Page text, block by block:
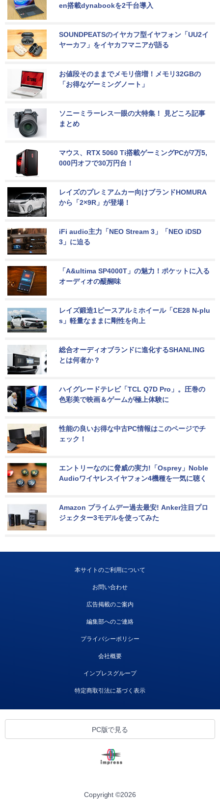
en搭載dynabookを2千台導入
SOUNDPEATSのイヤカフ型イヤフォン「UU2イ
ヤーカフ」をイヤカフマニアが語る
お値段そのままでメモリ倍増！メモリ32GBの
「お得なゲーミングノート」
ソニーミラーレス一眼の大特集！ 見どころ記事
まとめ
マウス、RTX 5060 Ti搭載ゲーミングPCが7万5,
000円オフで30万円台！
レイズのプレミアムカー向けブランドHOMURA
から「2×9R」が登場！
iFi audio主力「NEO Stream 3」「NEO iDSD
3」に迫る
「A&ultima SP4000T」の魅力！ポケットに入る
オーディオの醍醐味
レイズ鍛造1ピースアルミホイール「CE28 N-plu
s」軽量なままに剛性を向上
総合オーディオブランドに進化するSHANLING
とは何者か？
ハイグレードテレビ「TCL Q7D Pro」。圧巻の
色彩美で映画＆ゲームが極上体験に
性能の良いお得な中古PC情報はこのページでチ
ェック！
エントリーなのに脅威の実力!「Osprey」Noble
Audioワイヤレスイヤフォン4機種を一気に聴く
Amazon プライムデー過去最安! Anker注目プロ
ジェクター3モデルを使ってみた
本サイトのご利用について
お問い合わせ
広告掲載のご案内
編集部へのご連絡
プライバシーポリシー
会社概要
インプレスグループ
特定商取引法に基づく表示
PC版で見る
Copyright ©2026